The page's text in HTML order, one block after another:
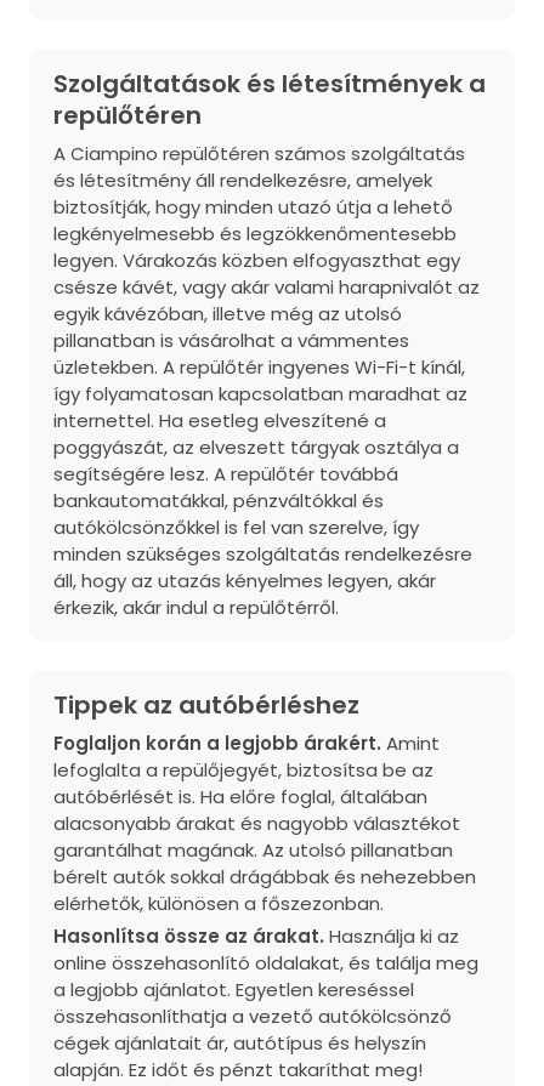
Szolgáltatások és létesítmények a
repülőtéren
A Ciampino repülőtéren számos szolgáltatás
és létesítmény áll rendelkezésre, amelyek
biztosítják, hogy minden utazó útja a lehető
legkényelmesebb és legzökkenőmentesebb
legyen. Várakozás közben elfogyaszthat egy
csésze kávét, vagy akár valami harapnivalót az
egyik kávézóban, illetve még az utolsó
pillanatban is vásárolhat a vámmentes
üzletekben. A repülőtér ingyenes Wi-Fi-t kínál,
így folyamatosan kapcsolatban maradhat az
internettel. Ha esetleg elveszítené a
poggyászát, az elveszett tárgyak osztálya a
segítségére lesz. A repülőtér továbbá
bankautomatákkal, pénzváltókkal és
autókölcsönzőkkel is fel van szerelve, így
minden szükséges szolgáltatás rendelkezésre
áll, hogy az utazás kényelmes legyen, akár
érkezik, akár indul a repülőtérről.
Tippek az autóbérléshez
Foglaljon korán a legjobb árakért. Amint
lefoglalta a repülőjegyét, biztosítsa be az
autóbérlését is. Ha előre foglal, általában
alacsonyabb árakat és nagyobb választékot
garantálhat magának. Az utolsó pillanatban
bérelt autók sokkal drágábbak és nehezebben
elérhetők, különösen a főszezonban.
Hasonlítsa össze az árakat. Használja ki az
online összehasonlító oldalakat, és találja meg
a legjobb ajánlatot. Egyetlen kereséssel
összehasonlíthatja a vezető autókölcsönző
cégek ajánlatait ár, autótípus és helyszín
alapján. Ez időt és pénzt takaríthat meg!